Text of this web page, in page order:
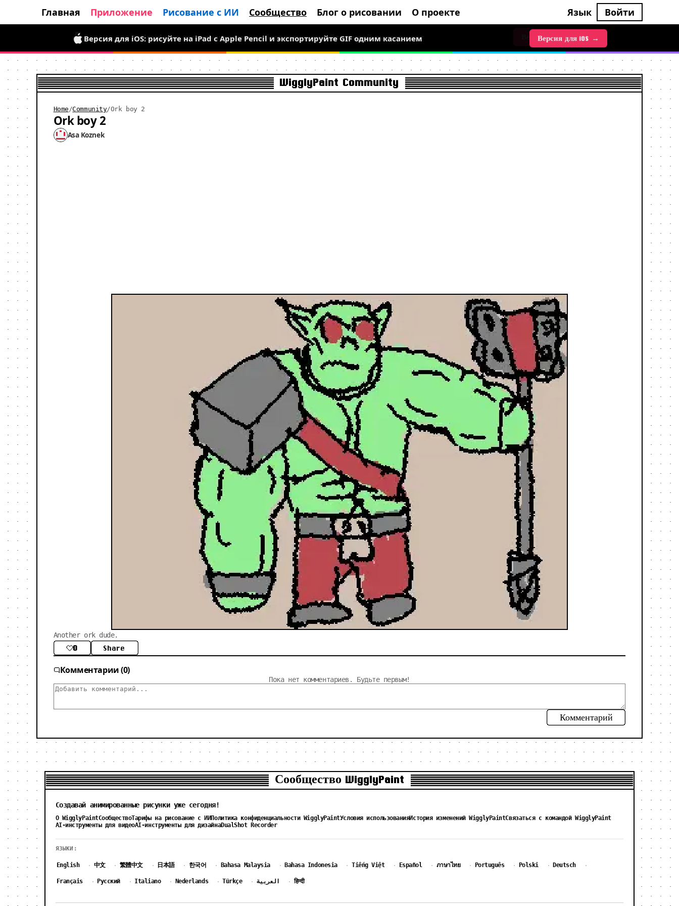
Главная Приложение Рисование с ИИ Сообщество Блог о рисовании О проекте Язык Войти
Версия для Android уже доступна: временно бесплатно, рисуйте живой пиксель-арт Версия для Android →
Версия для iOS: рисуйте на iPad с Apple Pencil и экспортируйте GIF одним касанием Версия для iOS →
WigglyPaint Community
Home /Community/Ork boy 2
Ork boy 2
Asa Koznek
Another ork dude.
0 Share
Комментарии (0)
Пока нет комментариев. Будьте первым!
Комментарий
Сообщество WigglyPaint
Создавай анимированные рисунки уже сегодня!
О WigglyPaintСообществоТарифы на рисование с ИИПолитика конфиденциальности WigglyPaintУсловия использованияИстория изменений WigglyPaintСвязаться с командой WigglyPaint
AI-инструменты для видеоAI-инструменты для дизайнаDualShot Recorder
ЯЗЫКИ:
English · 中文 · 繁體中文 · 日本語 · 한국어 · Bahasa Malaysia · Bahasa Indonesia · Tiếng Việt · Español · ภาษาไทย · Português · Polski · Deutsch ·
Français · Русский · Italiano · Nederlands · Türkçe · العربية · हिन्दी